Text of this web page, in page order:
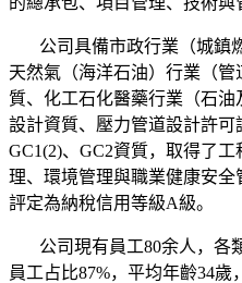
公司具備市政行業（城鎮
天然氣（海洋石油）行業（
質、化工石化醫藥行業（石
設計資質、壓力管道設計許可
GC1(2)、GC2資質，取得了
理、環境管理與職業健康安
評定為納稅信用等級A級。
公司現有員工80余人，各
員工占比87%，平均年齡34